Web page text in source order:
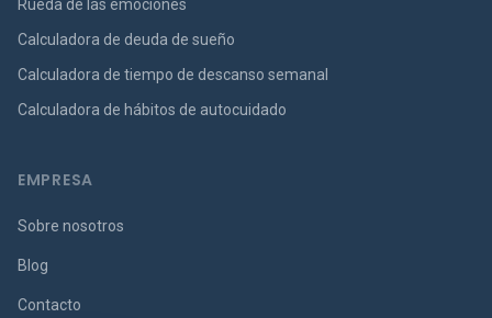
Rueda de las emociones
Calculadora de deuda de sueño
Calculadora de tiempo de descanso semanal
Calculadora de hábitos de autocuidado
EMPRESA
Sobre nosotros
Blog
Contacto